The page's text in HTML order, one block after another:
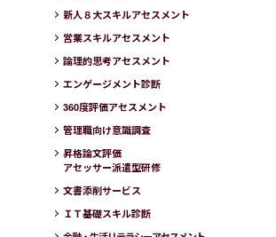
新人８大スキルアセスメント
営業スキルアセスメント
論理的思考アセスメント
エンゲージメント診断
360度評価アセスメント
管理職向け意識調査
昇格論文評価
アセッサー派遣型研修
文書添削サービス
ＩＴ基礎スキル診断